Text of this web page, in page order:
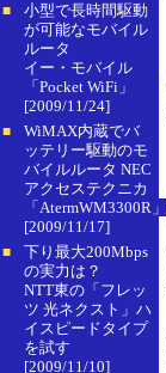
■
小型で長時間駆動
が可能なモバイル
ルータ
イー・モバイル
「Pocket WiFi」
[2009/11/24]
■
WiMAX内蔵でバ
ッテリー駆動のモ
バイルルータ NEC
アクセステクニカ
「AtermWM3300R」
[2009/11/17]
■
下り最大200Mbps
の実力は？
NTT東の「フレッ
ツ 光ネクスト」ハ
イスピードタイプ
を試す
[2009/11/10]